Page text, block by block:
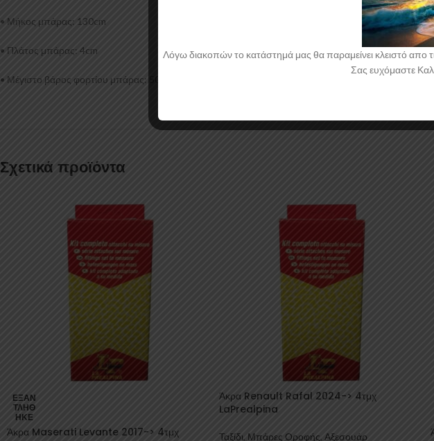
• Μήκος μπάρας: 130cm
• Πλάτος μπάρας: 4cm
• Μέγιστο βάρος φορτίου μπάρας: 50kg
Σχετικά προϊόντα
ΕΞΑΝ
ΤΛΉΘ
ΗΚΕ
Άκρα Maserati Levante 2017-> 4τμχ
Άκρα Renault Rafal 2024-> 4τμχ
LaPrealpina
Ταξίδι, Μπάρες Οροφής, Αξεσουάρ
Λόγω διακοπών το κατάστημά μας θα παραμείνει κλειστό απο
Σας ευχόμαστε